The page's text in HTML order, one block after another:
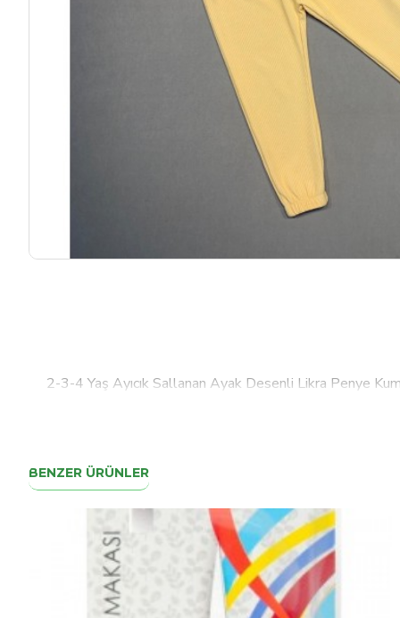
2-3-4 Yaş Ayıcık Sallanan Ayak Desenli Likra Penye
BENZER ÜRÜNLER